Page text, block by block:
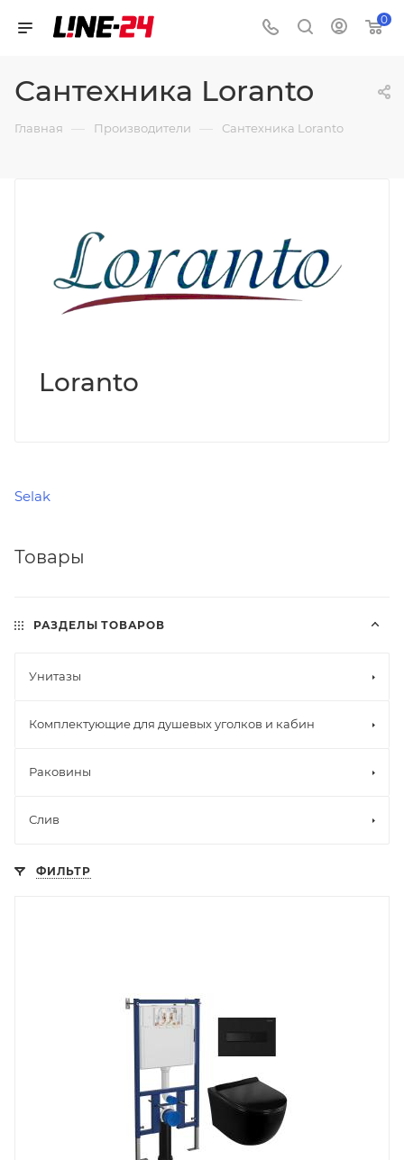
0
Сантехника Loranto
Главная — Производители — Сантехника Loranto
Loranto
Selak
Товары
РАЗДЕЛЫ ТОВАРОВ
Унитазы
Комплектующие для душевых уголков и кабин
Раковины
Слив
ФИЛЬТР